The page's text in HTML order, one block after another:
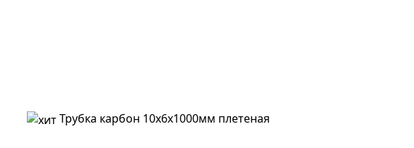
Трубка карбон 10х6х1000мм плетеная